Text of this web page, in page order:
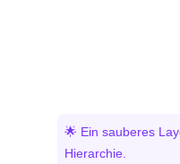
🌟 Ein sauberes
Hierarchie.